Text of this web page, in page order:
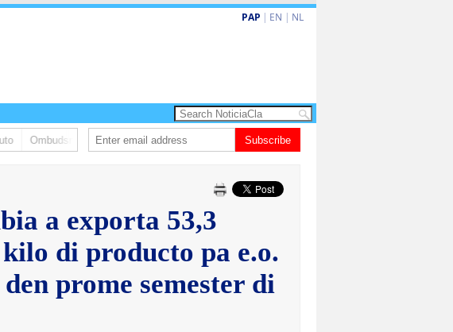
PAP | EN | NL
Ombudsman ta bishita barionan pa atende kehonan di ciudadano
Subscribe
a exporta 53,3
di producto pa e.o.
prome semester di